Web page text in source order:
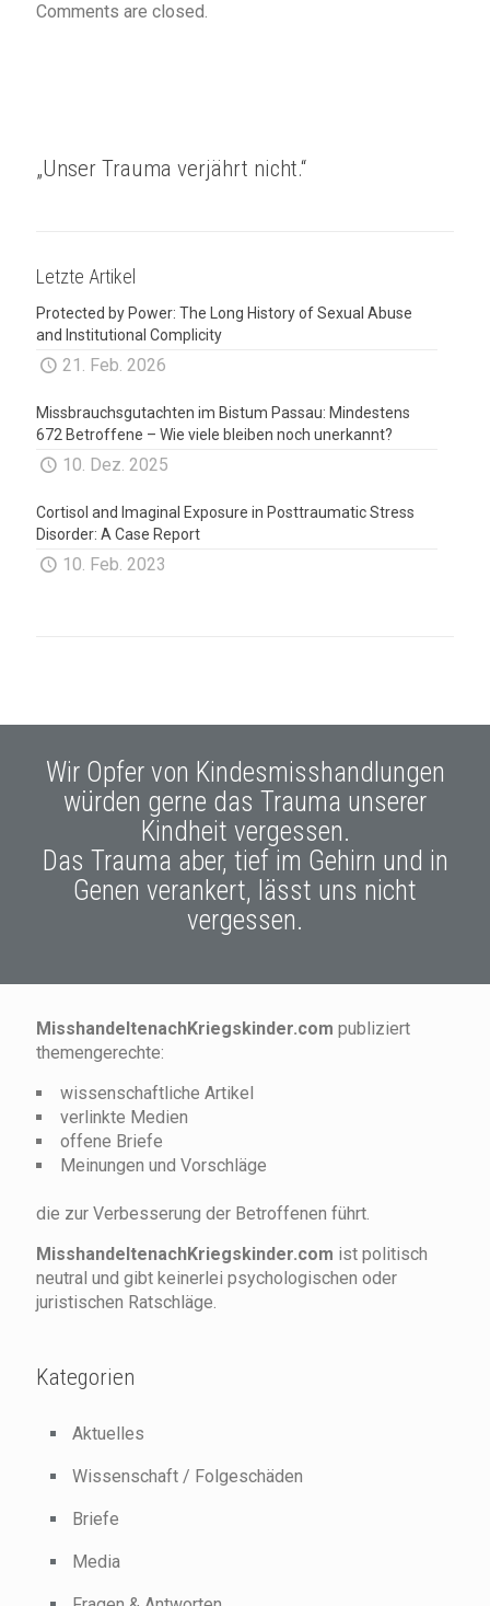
Comments are closed.
„Unser Trauma verjährt nicht.“
Letzte Artikel
Protected by Power: The Long History of Sexual Abuse
and Institutional Complicity
21. Feb. 2026
Missbrauchsgutachten im Bistum Passau: Mindestens
672 Betroffene – Wie viele bleiben noch unerkannt?
10. Dez. 2025
Cortisol and Imaginal Exposure in Posttraumatic Stress
Disorder: A Case Report
10. Feb. 2023
Wir Opfer von Kindesmisshandlungen
würden gerne das Trauma unserer
Kindheit vergessen.
Das Trauma aber, tief im Gehirn und in
Genen verankert, lässt uns nicht
vergessen.
MisshandeltenachKriegskinder.com publiziert
themengerechte:
wissenschaftliche Artikel
verlinkte Medien
offene Briefe
Meinungen und Vorschläge
die zur Verbesserung der Betroffenen führt.
MisshandeltenachKriegskinder.com ist politisch
neutral und gibt keinerlei psychologischen oder
juristischen Ratschläge.
Kategorien
Aktuelles
Wissenschaft / Folgeschäden
Briefe
Media